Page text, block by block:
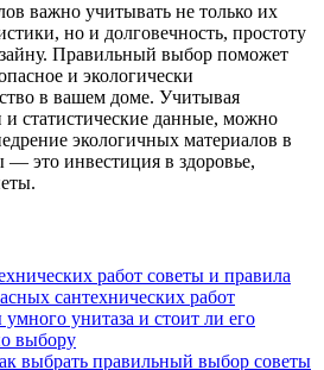
важно учитывать не только их
но и долговечность, простоту
Правильный выбор поможет
и экологически
в вашем доме. Учитывая
статистические данные, можно
экологичных материалов в
— это инвестиция в здоровье,
работ советы и правила
сантехнических работ
унитаза и стоит ли его
выбору
выбрать правильный выбор советы